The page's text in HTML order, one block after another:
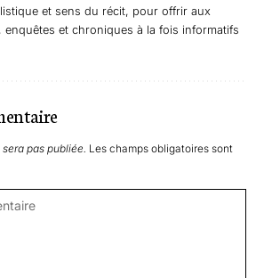
et sens du récit, pour offrir aux
enquêtes et chroniques à la fois informatifs
pas publiée. Les champs obligatoires sont